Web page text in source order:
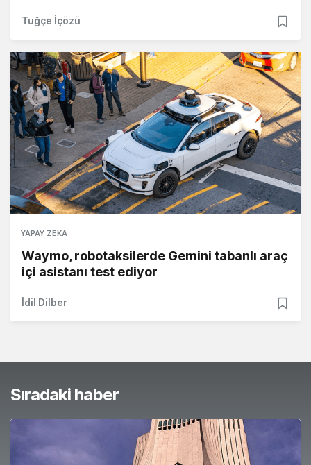
Tuğçe İçözü
YAPAY ZEKA
Waymo, robotaksilerde Gemini tabanlı araç
içi asistanı test ediyor
İdil Dilber
Sıradaki haber